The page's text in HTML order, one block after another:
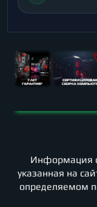
Информация
указанная на
определяемом